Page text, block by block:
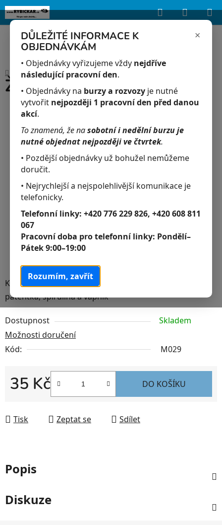
×
DŮLEŽITÉ INFORMACE K
OBJEDNÁVKÁM
• Objednávky vyřizujeme vždy nejdříve
následující pracovní den.
• Objednávky na burzy a rozvozy je nutné
vytvořit nejpozději 1 pracovní den před danou
akcí.
To znamená, že nasobotní i nedělní burzu je
nutné objednat nejpozději ve čtvrtek.
• Pozdější objednávky už bohužel nemůžeme
doručit.
• Nejrychlejší a nejspolehlivější komunikace je
telefonicky.
Telefonní linky: +420 776 229 826, +420 608 811
067
Pracovní doba pro telefonní linky: Pondělí–
Pátek 9:00–19:00
Rozumím, zavřít
Upozorňujeme, že uvedená skladová dostupnost je orientační a může se
lišit podle aktuálních objednávek a prodeje v reálném čase.
obsah
Hledat
KOŠÍK
DomůAkvaristika / Želví mix 100 gr
Krutí srdce, maso mušlí, krevety, gamarus, krill, špenát,
patentka, spirulina a vápník
Dostupnost
Skladem
Možnosti doručení
Kód:
M029
35 Kč
Měrná cena:
DO KOŠÍKU
Tisk Zeptat se Sdílet
Želví mix 100 gr
Popis
Diskuze